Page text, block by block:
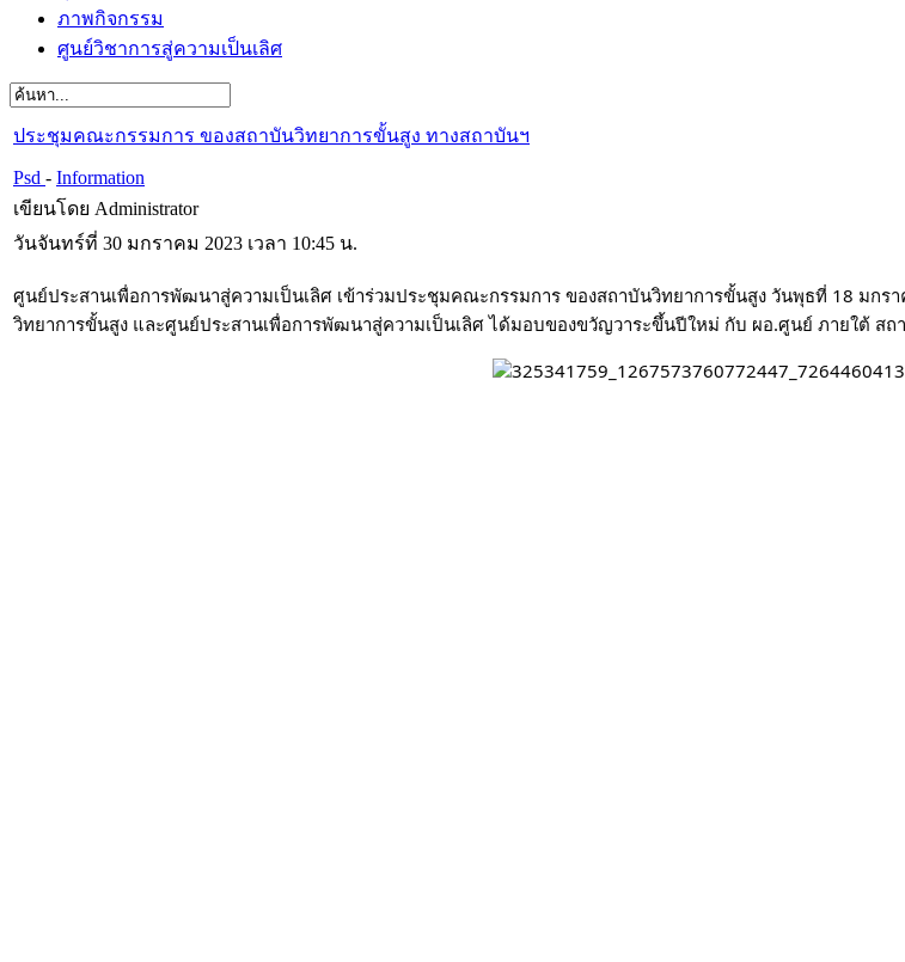
ภาพกิจกรรม
ศูนย์วิชาการสู่ความเป็นเลิศ
ประชุมคณะกรรมการ ของสถาบันวิทยาการขั้นสูง ทางสถาบันฯ
Psd - Information
เขียนโดย Administrator
วันจันทร์ที่ 30 มกราคม 2023 เวลา 10:45 น.
ศูนย์ประสานเพื่อการพัฒนาสู่ความเป็นเลิศ เข้าร่วมประชุมคณะกรรมการ ของสถาบันวิทยาการขั้นสูง วันพุธที่ 18 มกร
วิทยาการขั้นสูง และศูนย์ประสานเพื่อการพัฒนาสู่ความเป็นเลิศ ได้มอบของขวัญวาระขึ้นปีใหม่ กับ ผอ.ศูนย์ ภายใต้ สถ